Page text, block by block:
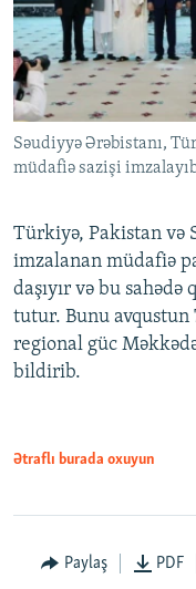
Səudiyyə Ərəbistanı,
müdafiə sazişi
Türkiyə, Pakistan və
imzalanan müdafiə
daşıyır və bu sahədə
tutur. Bunu avqustun
regional güc
bildirib.
Ətraflı burada oxuyun
Paylaş PDF